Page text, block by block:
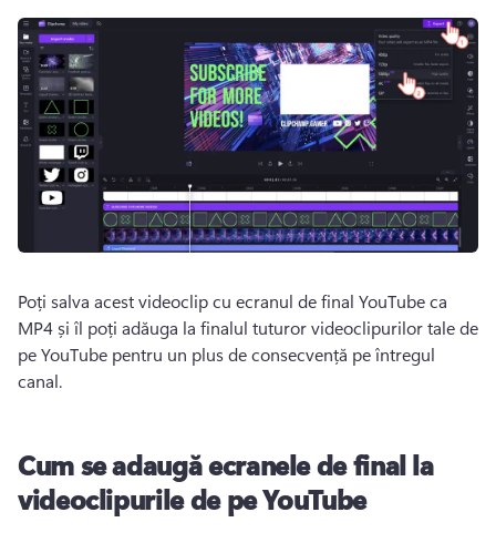
Poți salva acest videoclip cu ecranul de final YouTube ca
MP4 și îl poți adăuga la finalul tuturor videoclipurilor tale de
pe YouTube pentru un plus de consecvență pe întregul
canal.
Cum se adaugă ecranele de final la
videoclipurile de pe YouTube